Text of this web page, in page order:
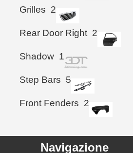
Grilles 2
Rear Door Right 2
Shadow 1
Step Bars 5
Front Fenders 2
Navigazione